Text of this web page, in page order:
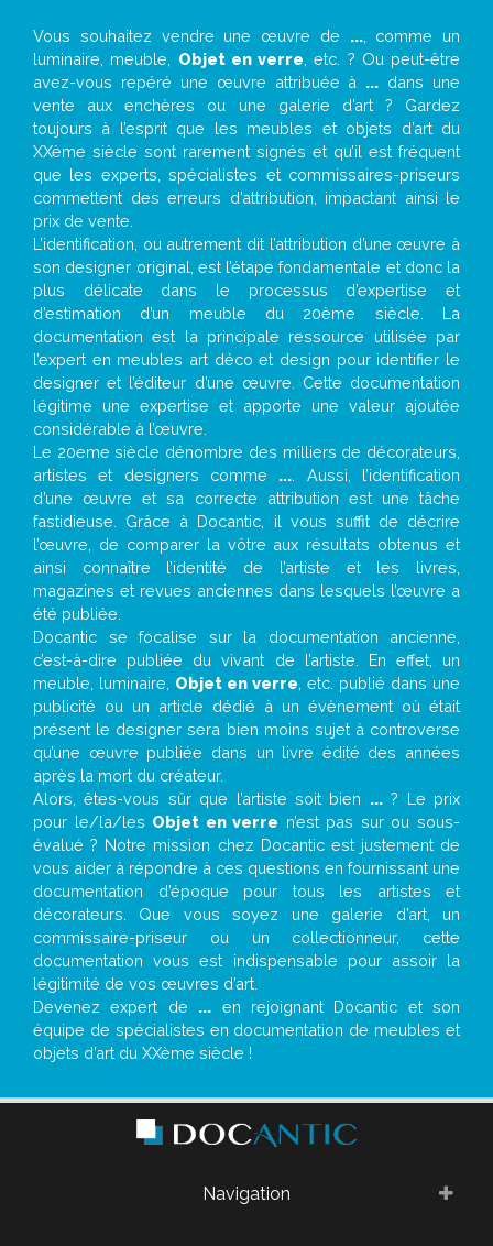
Vous souhaitez vendre une œuvre de ..., comme un
luminaire, meuble, Objet en verre , etc. ? Ou peut-être
avez-vous repéré une œuvre attribuée à ... dans une
vente aux enchères ou une galerie d’art ? Gardez
toujours à l’esprit que les meubles et objets d’art du
XXème siècle sont rarement signés et qu’il est fréquent
que les experts, spécialistes et commissaires-priseurs
commettent des erreurs d’attribution, impactant ainsi le
prix de vente.
L’identification, ou autrement dit l’attribution d’une œuvre à
son designer original, est l’étape fondamentale et donc la
plus délicate dans le processus d’expertise et
d’estimation d’un meuble du 20ème siècle. La
documentation est la principale ressource utilisée par
l’expert en meubles art déco et design pour identifier le
designer et l’éditeur d’une œuvre. Cette documentation
légitime une expertise et apporte une valeur ajoutée
considérable à l’œuvre.
Le 20eme siècle dénombre des milliers de décorateurs,
artistes et designers comme ... . Aussi, l’identification
d’une œuvre et sa correcte attribution est une tâche
fastidieuse. Grâce à Docantic, il vous suffit de décrire
l’œuvre, de comparer la vôtre aux résultats obtenus et
ainsi connaître l’identité de l’artiste et les livres,
magazines et revues anciennes dans lesquels l’œuvre a
été publiée.
Docantic se focalise sur la documentation ancienne,
c’est-à-dire publiée du vivant de l’artiste. En effet, un
meuble, luminaire, Objet en verre , etc. publié dans une
publicité ou un article dédié à un évènement où était
présent le designer sera bien moins sujet à controverse
qu’une œuvre publiée dans un livre édité des années
après la mort du créateur.
Alors, êtes-vous sûr que l’artiste soit bien ...? Le prix
pour le/la/les Objet en verre n’est pas sur ou sous-
évalué ? Notre mission chez Docantic est justement de
vous aider à répondre à ces questions en fournissant une
documentation d’époque pour tous les artistes et
décorateurs. Que vous soyez une galerie d’art, un
commissaire-priseur ou un collectionneur, cette
documentation vous est indispensable pour assoir la
légitimité de vos œuvres d’art.
Devenez expert de ... en rejoignant Docantic et son
équipe de spécialistes en documentation de meubles et
objets d’art du XXème siècle !
Navigation